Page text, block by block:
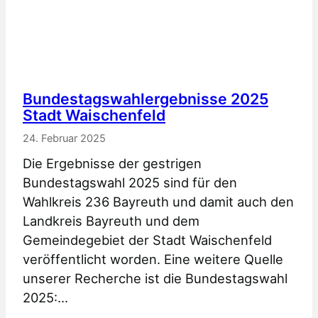
2
0
2
m
s
f
s
t
2
0
2
5
Bundestagswahlergebnisse 2025
Stadt Waischenfeld
24. Februar 2025
Die Ergebnisse der gestrigen
Bundestagswahl 2025 sind für den
Wahlkreis 236 Bayreuth und damit auch den
Landkreis Bayreuth und dem
Gemeindegebiet der Stadt Waischenfeld
veröffentlicht worden. Eine weitere Quelle
unserer Recherche ist die Bundestagswahl
2025:…